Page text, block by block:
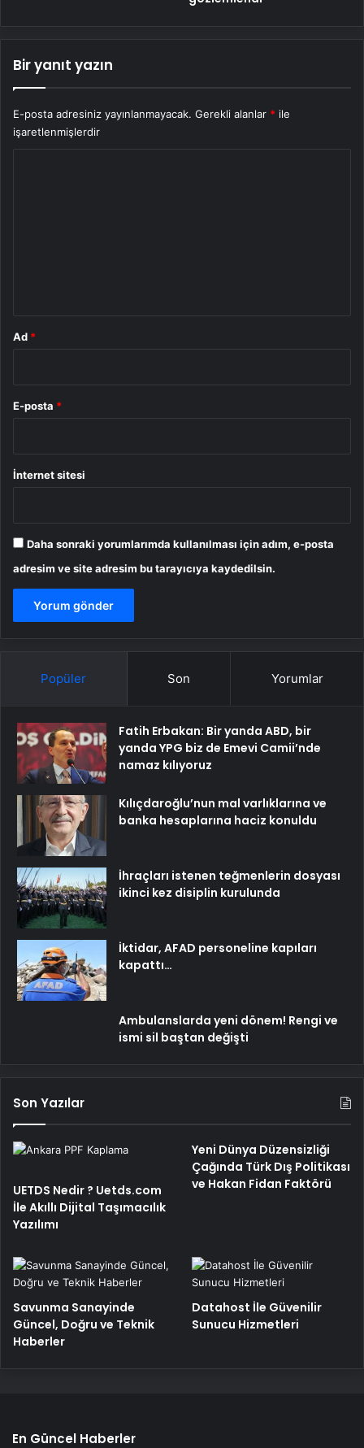
Bir yanıt yazın
E-posta adresiniz yayınlanmayacak. Gerekli alanlar * ile
işaretlenmişlerdir
Ad *
E-posta *
İnternet sitesi
Daha sonraki yorumlarımda kullanılması için adım, e-posta
adresim ve site adresim bu tarayıcıya kaydedilsin.
Popüler Son Yorumlar
Fatih Erbakan: Bir yanda ABD, bir
yanda YPG biz de Emevi Camii’nde
namaz kılıyoruz
Kılıçdaroğlu’nun mal varlıklarına ve
banka hesaplarına haciz konuldu
İhraçları istenen teğmenlerin dosyası
ikinci kez disiplin kurulunda
İktidar, AFAD personeline kapıları
kapattı…
Ambulanslarda yeni dönem! Rengi ve
ismi sil baştan değişti
Son Yazılar
UETDS Nedir ? Uetds.com
İle Akıllı Dijital Taşımacılık
Yazılımı
Yeni Dünya Düzensizliği
Çağında Türk Dış Politikası
ve Hakan Fidan Faktörü
Savunma Sanayinde
Güncel, Doğru ve Teknik
Haberler
Datahost İle Güvenilir
Sunucu Hizmetleri
En Güncel Haberler